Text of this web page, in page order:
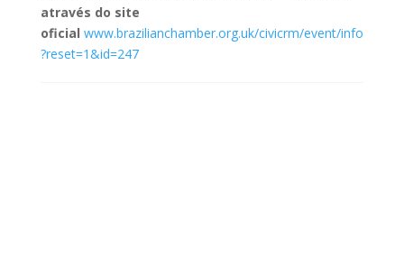
através do site
oficial www.brazilianchamber.org.uk/civicrm/event/info
?reset=1&id=247